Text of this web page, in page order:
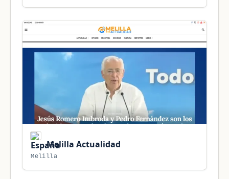
Melilla Actualidad
Melilla